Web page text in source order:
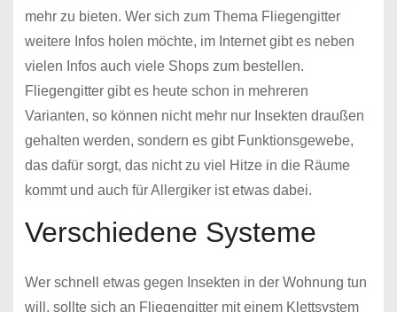
mehr zu bieten. Wer sich zum Thema Fliegengitter
weitere Infos holen möchte, im Internet gibt es neben
vielen Infos auch viele Shops zum bestellen.
Fliegengitter gibt es heute schon in mehreren
Varianten, so können nicht mehr nur Insekten draußen
gehalten werden, sondern es gibt Funktionsgewebe,
das dafür sorgt, das nicht zu viel Hitze in die Räume
kommt und auch für Allergiker ist etwas dabei.
Verschiedene Systeme
Wer schnell etwas gegen Insekten in der Wohnung tun
will, sollte sich an Fliegengitter mit einem Klettsystem